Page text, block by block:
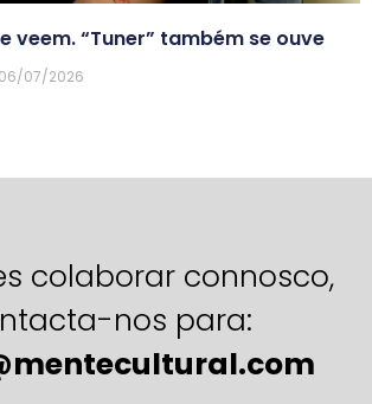
veem. “Tuner” também se ouve
06/07/2026
colaborar connosco,
nos para: